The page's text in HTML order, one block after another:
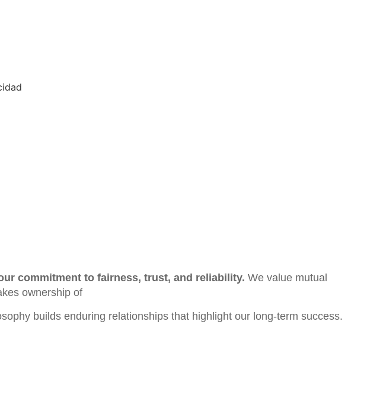
commitment to fairness, trust, and reliability.We value mutual
ownership of
builds enduring relationships that highlight our long-term success.